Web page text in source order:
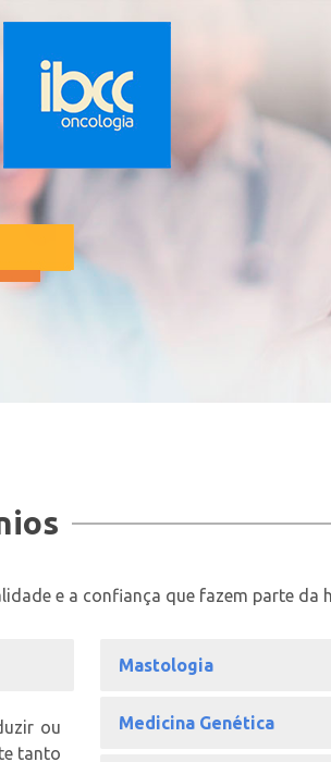
e a confiança que fazem parte da
ou
tanto
Mastologia
Medicina Genética